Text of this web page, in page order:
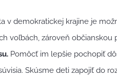
v demokratickej krajine je
voľbách, zároveň občianskou
Pomôcť im lepšie pochopiť
Skúsme deti zapojiť do